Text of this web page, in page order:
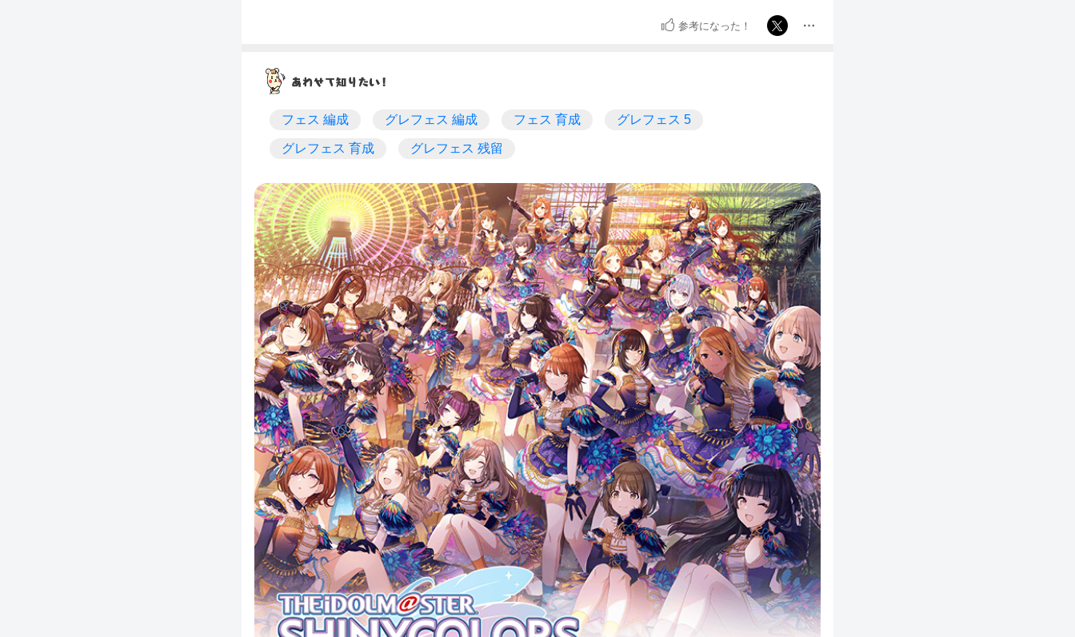
参考になった！
フェス 編成 グレフェス 編成 フェス 育成 グレフェス 5
グレフェス 育成 グレフェス 残留